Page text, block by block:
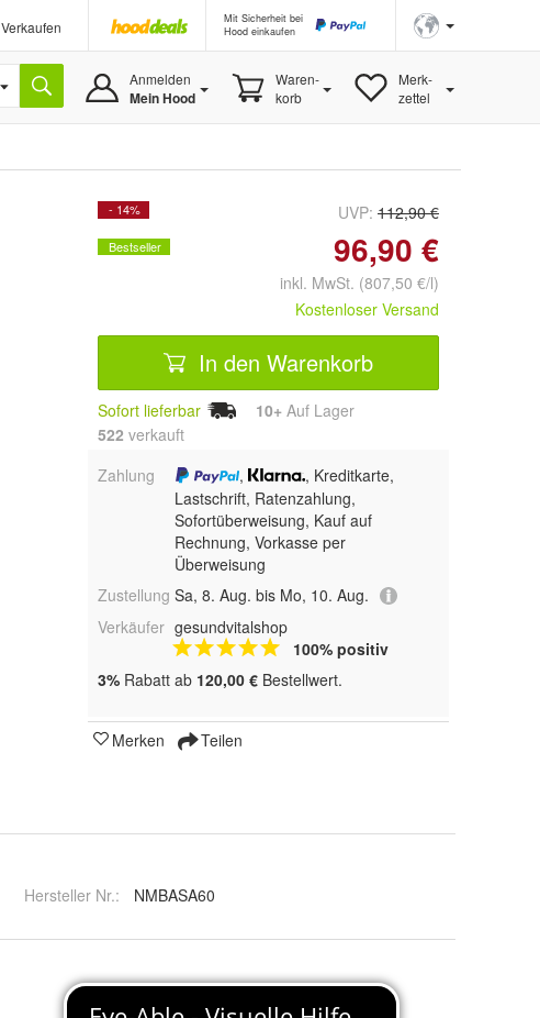
Verkaufen
Mit Sicherheit bei
Hood einkaufen
Anmelden
Mein Hood
Waren-
korb
Merk-
zettel
- 14% UVP: 112,90 €
Bestseller 96,90 €
inkl. MwSt. (807,50 €/l)
Kostenloser Versand
In den Warenkorb
Sofort lieferbar 10+ Auf Lager
522 verkauft
Zahlung
,
, Kreditkarte,
Lastschrift, Ratenzahlung,
Sofortüberweisung, Kauf auf
Rechnung, Vorkasse per
Überweisung
Zustellung Sa, 8. Aug. bis Mo, 10. Aug.
Verkäufer gesundvitalshop
100% positiv
3% Rabatt ab 120,00 € Bestellwert.
Merken Teilen
Hersteller Nr.: NMBASA60